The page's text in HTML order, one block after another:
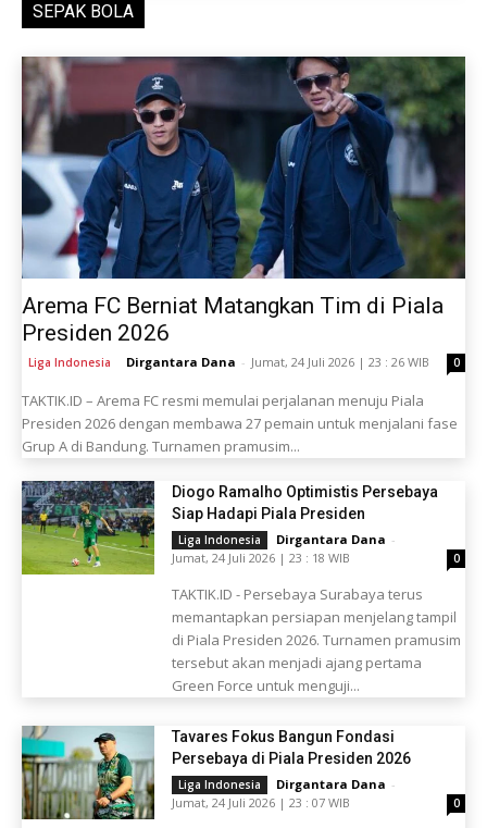
SEPAK BOLA
Arema FC Berniat Matangkan Tim di Piala
Presiden 2026
Liga Indonesia Dirgantara Dana - Jumat, 24 Juli 2026 | 23 : 26 WIB 0
TAKTIK.ID – Arema FC resmi memulai perjalanan menuju Piala
Presiden 2026 dengan membawa 27 pemain untuk menjalani fase
Grup A di Bandung. Turnamen pramusim...
Diogo Ramalho Optimistis Persebaya
Siap Hadapi Piala Presiden
Liga Indonesia Dirgantara Dana -
Jumat, 24 Juli 2026 | 23 : 18 WIB
0
TAKTIK.ID - Persebaya Surabaya terus
memantapkan persiapan menjelang tampil
di Piala Presiden 2026. Turnamen pramusim
tersebut akan menjadi ajang pertama
Green Force untuk menguji...
Tavares Fokus Bangun Fondasi
Persebaya di Piala Presiden 2026
Liga Indonesia Dirgantara Dana -
Jumat, 24 Juli 2026 | 23 : 07 WIB
0